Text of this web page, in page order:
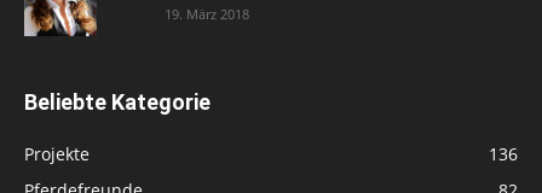
19. März 2018
Beliebte Kategorie
Projekte
136